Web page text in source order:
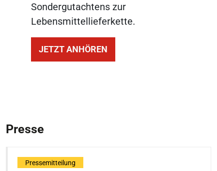
Sondergutachtens zur
Lebensmittellieferkette.
JETZT ANHÖREN
Presse
Pressemitteilung